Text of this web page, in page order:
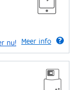
Meer info
nu!